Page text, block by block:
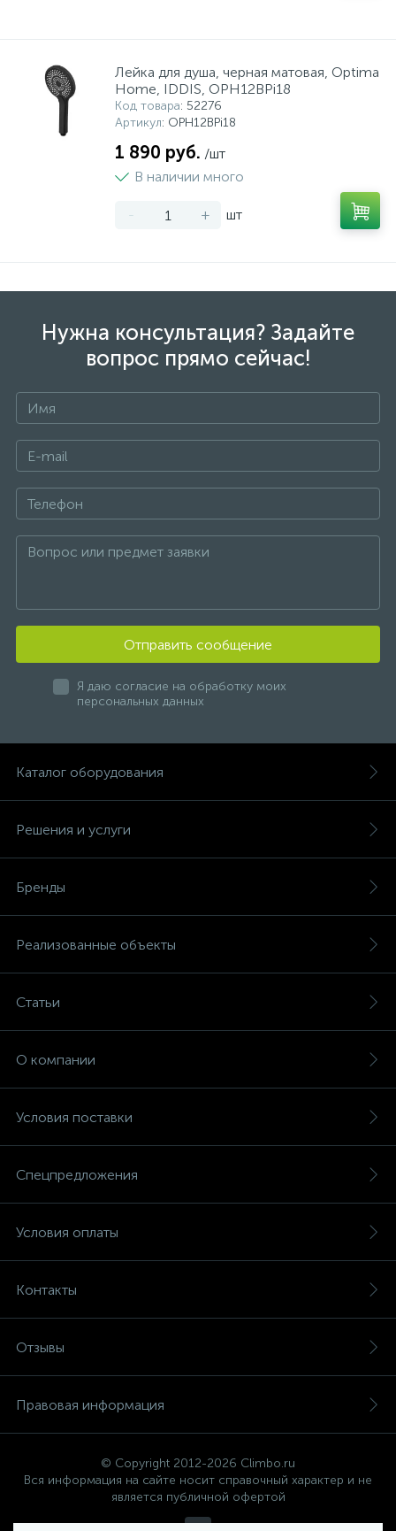
Лейка для душа, черная матовая, Optima
Home, IDDIS, OPH12BPi18
Код товара: 52276
Артикул: OPH12BPi18
1 890 руб. /шт
В наличии много
- + шт
Нужна консультация? Задайте
вопрос прямо сейчас!
Отправить сообщение
Я даю согласие на обработку моих
персональных данных
Каталог оборудования
Решения и услуги
Бренды
Реализованные объекты
Статьи
О компании
Условия поставки
Спецпредложения
Условия оплаты
Контакты
Отзывы
Правовая информация
© Copyright 2012-2026 Climbo.ru
Вся информация на сайте носит справочный характер и не
является публичной офертой